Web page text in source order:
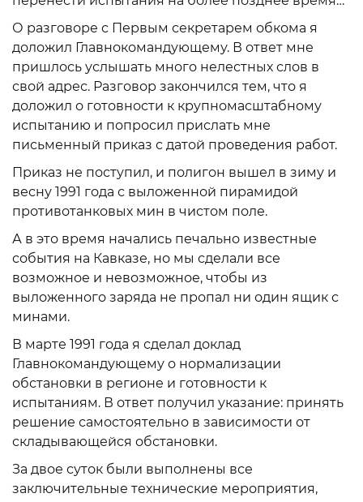
О разговоре с Первым секретарем обкома я
доложил Главнокомандующему. В ответ мне
пришлось услышать много нелестных слов в
свой адрес. Разговор закончился тем, что я
доложил о готовности к крупномасштабному
испытанию и попросил прислать мне
письменный приказ с датой проведения работ.
Приказ не поступил, и полигон вышел в зиму и
весну 1991 года с выложенной пирамидой
противотанковых мин в чистом поле.
А в это время начались печально известные
события на Кавказе, но мы сделали все
возможное и невозможное, чтобы из
выложенного заряда не пропал ни один ящик с
минами.
В марте 1991 года я сделал доклад
Главнокомандующему о нормализации
обстановки в регионе и готовности к
испытаниям. В ответ получил указание: принять
решение самостоятельно в зависимости от
складывающейся обстановки.
За двое суток были выполнены все
заключительные технические мероприятия,